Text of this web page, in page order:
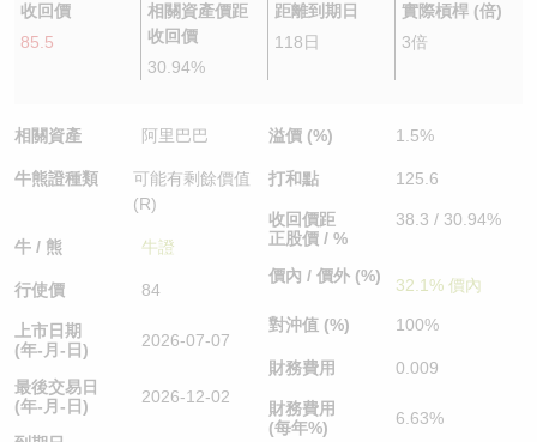
收回價
85.5
相關資產價距
收回價
30.94%
距離到期日
118日
實際槓桿 (倍)
3倍
相關資產 阿里巴巴
牛熊證種類
可能有剩餘價值
(R)
牛 / 熊 牛證
行使價 84
上市日期
(年-月-日)
2026-07-07
最後交易日
(年-月-日)
2026-12-02
溢價 (%) 1.5%
打和點 125.6
收回價距
正股價 / %
38.3 / 30.94%
價內 / 價外 (%) 32.1% 價內
對沖值 (%) 100%
財務費用 0.009
財務費用
(每年%)
6.63%
牛熊證文件及公告